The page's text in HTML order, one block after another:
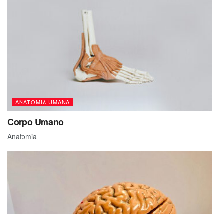
ANATOMIA UMANA
Corpo Umano
Anatomia